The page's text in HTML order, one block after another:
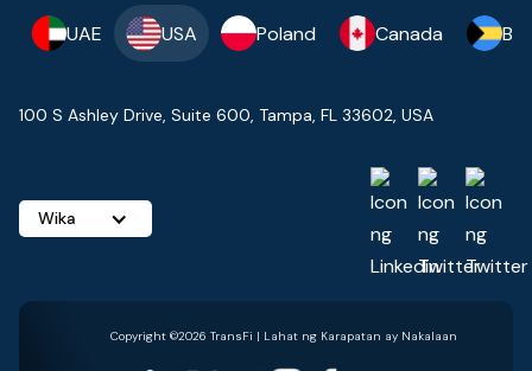
UAE USA Poland Canada
100 S Ashley Drive, Suite 600, Tampa, FL 33602, USA
Wika
Copyright ©2026 TransFi | Lahat ng Karapatan ay Nakalaan